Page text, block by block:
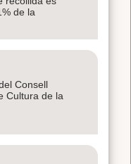
de la
Consell
Cultura de la